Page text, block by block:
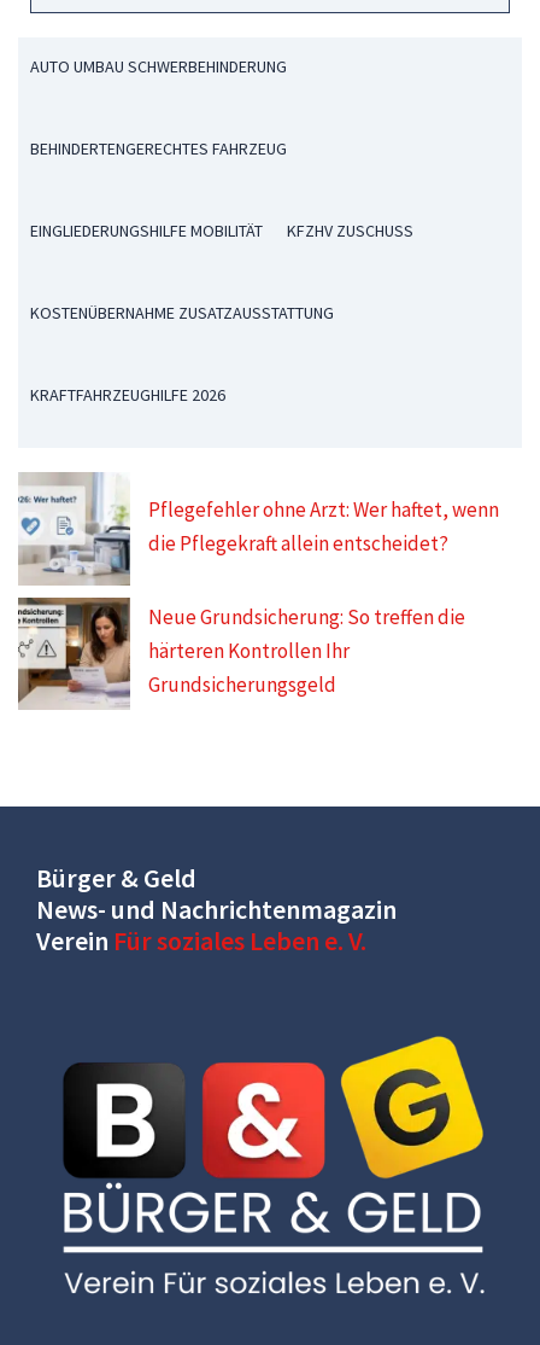
AUTO UMBAU SCHWERBEHINDERUNG
BEHINDERTENGERECHTES FAHRZEUG
EINGLIEDERUNGSHILFE MOBILITÄT KFZHV ZUSCHUSS
KOSTENÜBERNAHME ZUSATZAUSSTATTUNG
KRAFTFAHRZEUGHILFE 2026
Pflegefehler ohne Arzt: Wer haftet, wenn
die Pflegekraft allein entscheidet?
Neue Grundsicherung: So treffen die
härteren Kontrollen Ihr
Grundsicherungsgeld
Bürger & Geld
News- und Nachrichtenmagazin
Verein Für soziales Leben e. V.